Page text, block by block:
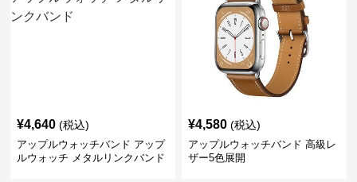
¥4,640 (税込)
アップルウォッチバンド アップ
ルウォッチ メタルリンクバンド
¥4,580 (税込)
アップルウォッチバンド 高級レ
ザー5色展開